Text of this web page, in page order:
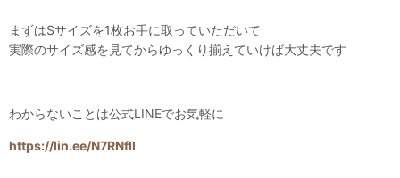
まずはSサイズを1枚お手に取っていただいて
実際のサイズ感を見てからゆっくり揃えていけば大丈夫です
わからないことは公式LINEでお気軽に
https://lin.ee/N7RNfIl